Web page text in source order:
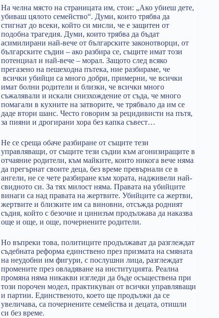
На челна място на страницата им, стои: „Ако убиеш дете,
убиваш цялото семейство“. Думи, които трябва да
стигнат до всеки, който си мисли, че е защитен от
подобна трагедия. Думи, които трябва да бъдат
асимилирани най-вече от българските законотворци, от
българските съдии – ако разбира се, същите имат този
потенциал и най-вече – морал. Защото след всяко
прегазено на пешеходна пътека, ние разбираме, че
всички убийци са много добри, примерни, че всички
имат болни родители и близки, че всички много
съжалявали и искали снизхождение от съда, че много
помагали в кухните на затворите, че трябвало да им се
даде втори шанс. Често говорим за рецидивисти на пътя,
за пияни и дрогирани хора без капка съвест…
Не се среща обаче разбиране от същите тези
управляващи, от същите тези съдии към агонизиращите в
отчаяние родители, към майките, които никога вече няма
да прегърнат своите деца, без време превърнали се в
ангели, не се чете разбиране към хората, надживели най-
свидното си. За тях милост няма. Правата на убийците
винаги са над правата на жертвите. Убийците са жертви,
жертвите и близките им са виновни, отсъжда родният
съдия, който с безочие и цинизъм продължава да наказва
още и още, и още, почернените родители.
Но въпреки това, политиците продължават да разглеждат
съдебната реформа единствено през призмата на смяната
на неудобни им фигури, с послушни лица, разглеждат
промените през овладяване на институцията. Реална
промяна няма никакви изгледи да бъде осъществена при
този порочен модел, практикуван от всички управляващи
и партии. Единственото, което ще продължи да се
увеличава, са почернените семейства и децата, отишли
си без време.